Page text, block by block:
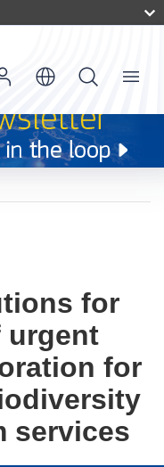
Menu
for
urgent
for
services